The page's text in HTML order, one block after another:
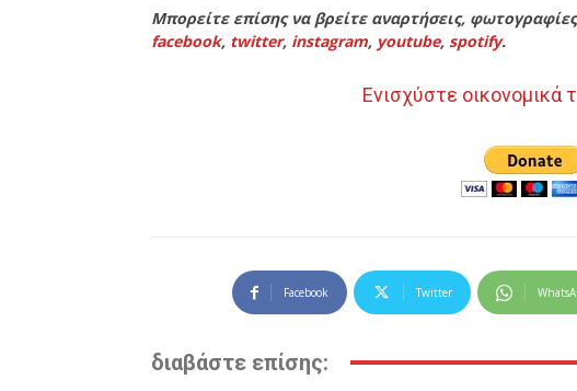
Μπορείτε επίσης να βρείτε αναρτήσεις,
facebook, twitter, instagram, youtube, spotify.
Ενισχύστε οικονομικά
Facebook Twitter
διαβάστε επίσης: